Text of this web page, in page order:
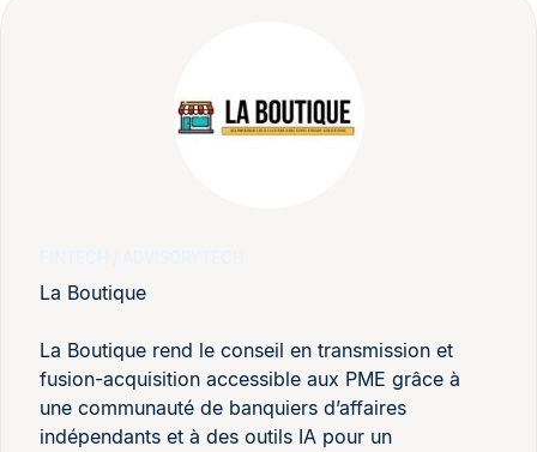
La Boutique
La Boutique rend le conseil en transmission et
fusion-acquisition accessible aux PME grâce à
une communauté de banquiers d’affaires
indépendants et à des outils IA pour un